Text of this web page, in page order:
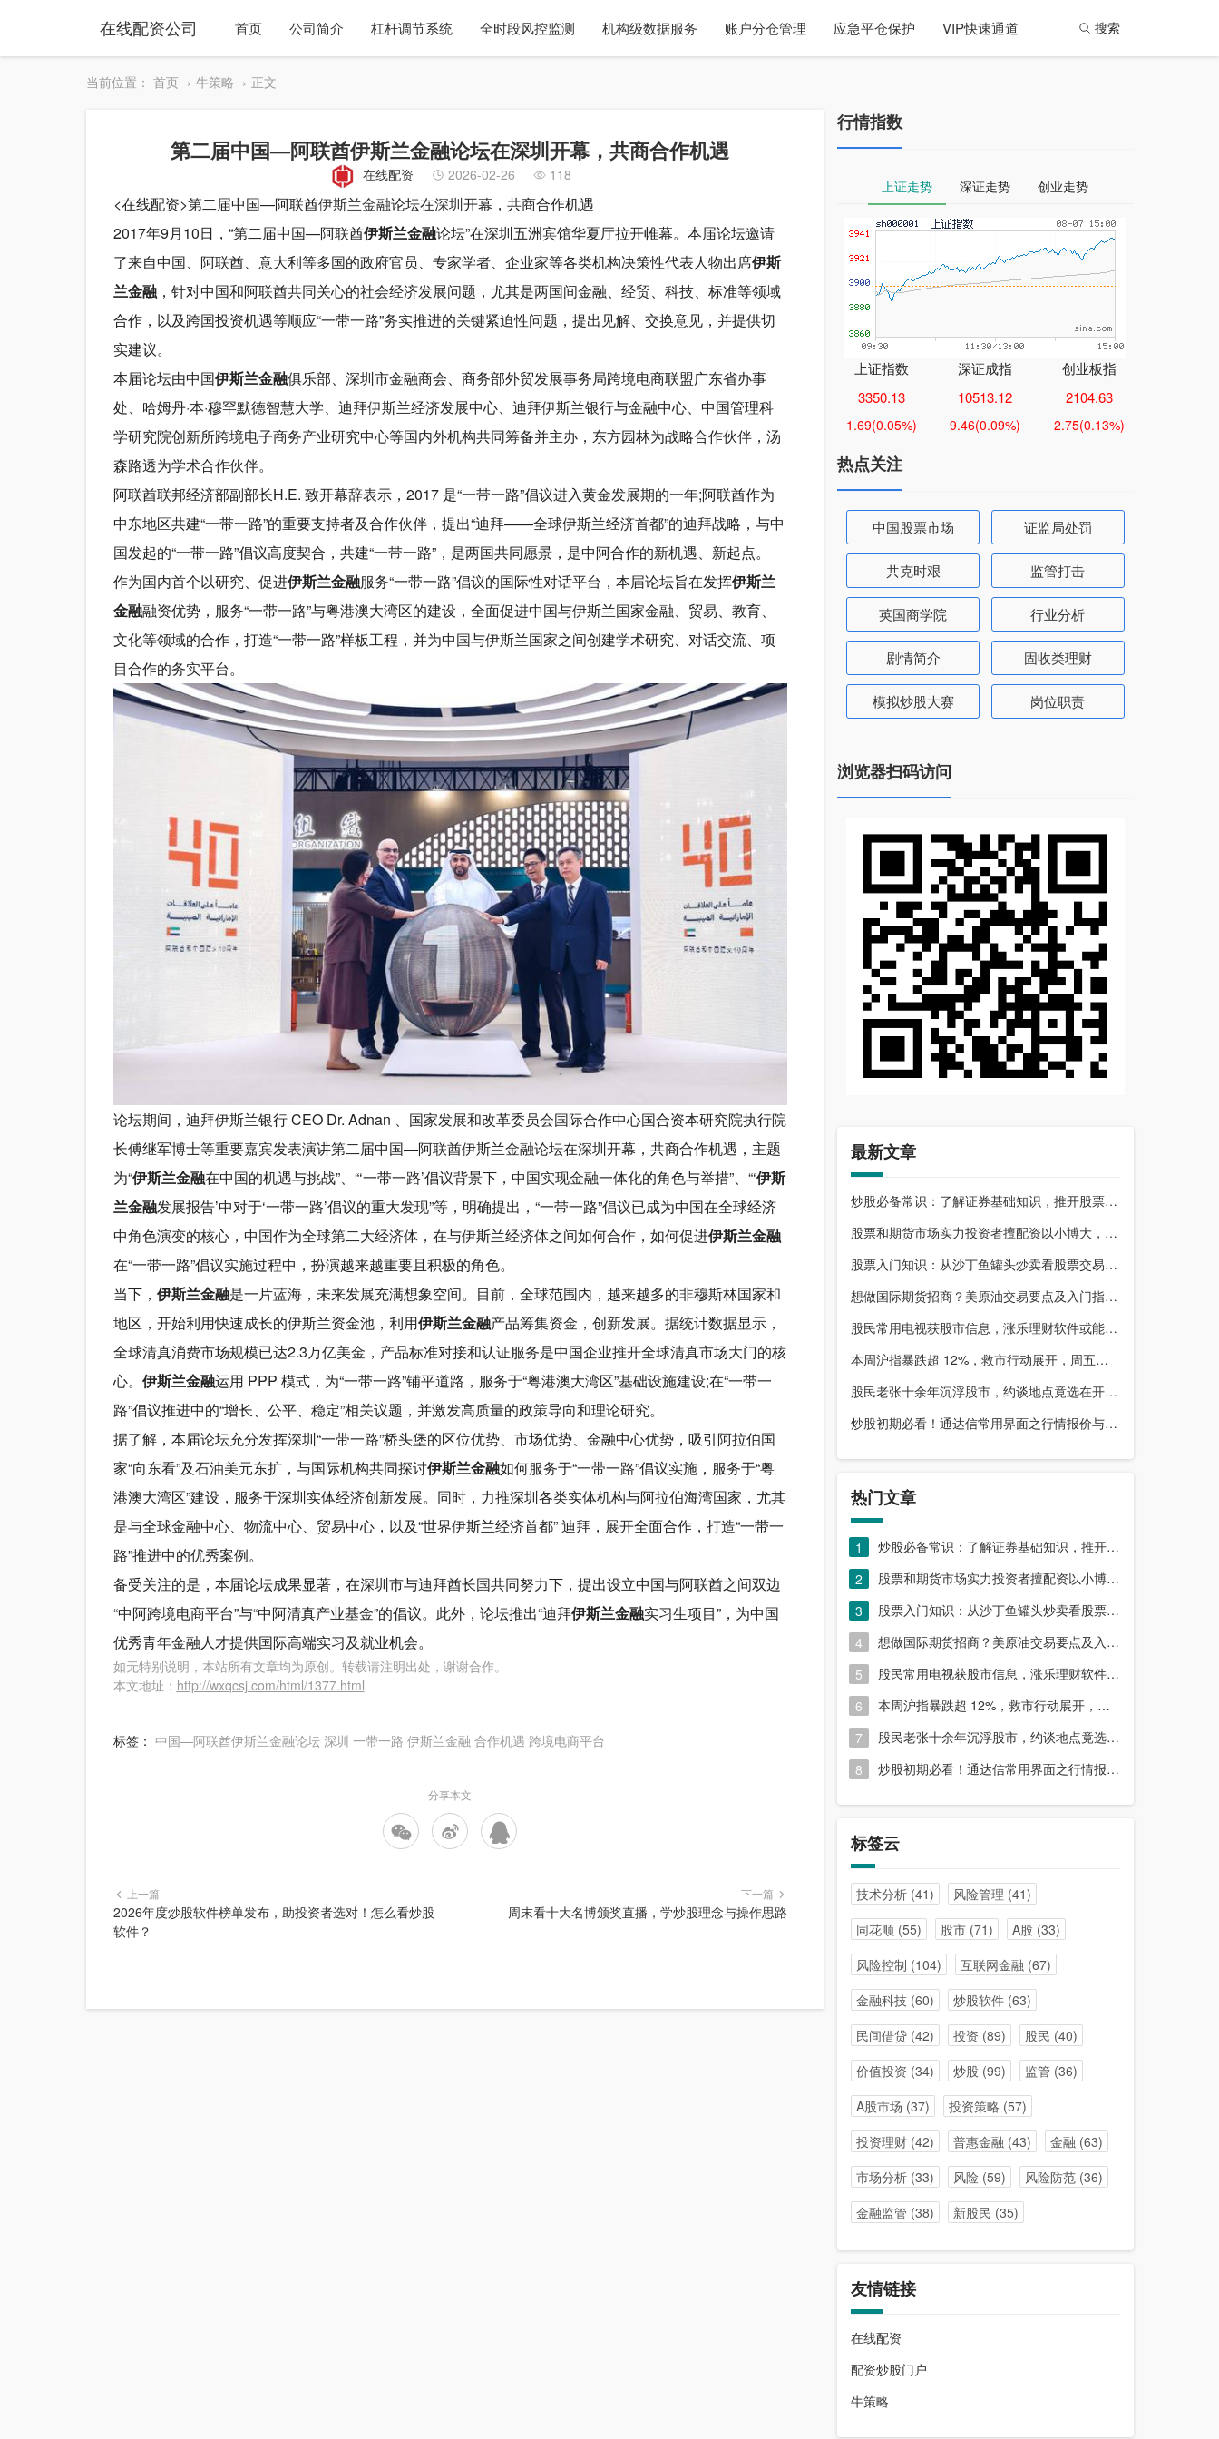
在线配资公司 首页 公司简介 杠杆调节系统 全时段风控监测 机构级数据服务 账户分仓管理 应急平仓保护 VIP快速通道 搜索
当前位置： 首页 牛策略 正文
第二届中国—阿联酋伊斯兰金融论坛在深圳开幕，共商合作机遇
在线配资 2026-02-26 118
<在线配资>第二届中国—阿联酋伊斯兰金融论坛在深圳开幕，共商合作机遇
2017年9月10日，“第二届中国—阿联酋伊斯兰金融论坛”在深圳五洲宾馆华夏厅拉开帷幕。本届论坛邀请
了来自中国、阿联酋、意大利等多国的政府官员、专家学者、企业家等各类机构决策性代表人物出席伊斯
兰金融，针对中国和阿联酋共同关心的社会经济发展问题，尤其是两国间金融、经贸、科技、标准等领域
合作，以及跨国投资机遇等顺应“一带一路”务实推进的关键紧迫性问题，提出见解、交换意见，并提供切
实建议。
本届论坛由中国伊斯兰金融俱乐部、深圳市金融商会、商务部外贸发展事务局跨境电商联盟广东省办事
处、哈姆丹·本·穆罕默德智慧大学、迪拜伊斯兰经济发展中心、迪拜伊斯兰银行与金融中心、中国管理科
学研究院创新所跨境电子商务产业研究中心等国内外机构共同筹备并主办，东方园林为战略合作伙伴，汤
森路透为学术合作伙伴。
阿联酋联邦经济部副部长H.E. 致开幕辞表示，2017 是“一带一路”倡议进入黄金发展期的一年;阿联酋作为
中东地区共建“一带一路”的重要支持者及合作伙伴，提出“迪拜——全球伊斯兰经济首都”的迪拜战略，与中
国发起的“一带一路”倡议高度契合，共建“一带一路”，是两国共同愿景，是中阿合作的新机遇、新起点。
作为国内首个以研究、促进伊斯兰金融服务“一带一路”倡议的国际性对话平台，本届论坛旨在发挥伊斯兰
金融融资优势，服务“一带一路”与粤港澳大湾区的建设，全面促进中国与伊斯兰国家金融、贸易、教育、
文化等领域的合作，打造“一带一路”样板工程，并为中国与伊斯兰国家之间创建学术研究、对话交流、项
目合作的务实平台。
论坛期间，迪拜伊斯兰银行 CEO Dr. Adnan 、国家发展和改革委员会国际合作中心国合资本研究院执行院
长傅继军博士等重要嘉宾发表演讲第二届中国—阿联酋伊斯兰金融论坛在深圳开幕，共商合作机遇，主题
为“伊斯兰金融在中国的机遇与挑战”、“‘一带一路’倡议背景下，中国实现金融一体化的角色与举措”、“‘伊斯
兰金融发展报告’中对于‘一带一路’倡议的重大发现”等，明确提出，“一带一路”倡议已成为中国在全球经济
中角色演变的核心，中国作为全球第二大经济体，在与伊斯兰经济体之间如何合作，如何促进伊斯兰金融
在“一带一路”倡议实施过程中，扮演越来越重要且积极的角色。
当下， 伊斯兰金融是一片蓝海，未来发展充满想象空间。目前，全球范围内，越来越多的非穆斯林国家和
地区，开始利用快速成长的伊斯兰资金池，利用伊斯兰金融产品筹集资金，创新发展。据统计数据显示，
全球清真消费市场规模已达2.3万亿美金，产品标准对接和认证服务是中国企业推开全球清真市场大门的核
心。 伊斯兰金融运用 PPP 模式，为“一带一路”铺平道路，服务于“粤港澳大湾区”基础设施建设;在“一带一
路”倡议推进中的“增长、公平、稳定”相关议题，并激发高质量的政策导向和理论研究。
据了解，本届论坛充分发挥深圳“一带一路”桥头堡的区位优势、市场优势、金融中心优势，吸引阿拉伯国
家“向东看”及石油美元东扩，与国际机构共同探讨伊斯兰金融如何服务于“一带一路”倡议实施，服务于“粤
港澳大湾区”建设，服务于深圳实体经济创新发展。同时，力推深圳各类实体机构与阿拉伯海湾国家，尤其
是与全球金融中心、物流中心、贸易中心，以及“世界伊斯兰经济首都” 迪拜，展开全面合作，打造“一带一
路”推进中的优秀案例。
备受关注的是，本届论坛成果显著，在深圳市与迪拜酋长国共同努力下，提出设立中国与阿联酋之间双边
“中阿跨境电商平台”与“中阿清真产业基金”的倡议。此外，论坛推出“迪拜伊斯兰金融实习生项目”，为中国
优秀青年金融人才提供国际高端实习及就业机会。
如无特别说明，本站所有文章均为原创。转载请注明出处，谢谢合作。
本文地址： http://wxqcsj.com/html/1377.html
标签： 中国—阿联酋伊斯兰金融论坛 深圳 一带一路 伊斯兰金融 合作机遇 跨境电商平台
分享本文
上一篇
2026年度炒股软件榜单发布，助投资者选对！怎么看炒股
软件？
下一篇
周末看十大名博颁奖直播，学炒股理念与操作思路
行情指数
上证走势 深证走势 创业走势
上证指数
3350.13
1.69(0.05%)
深证成指
10513.12
9.46(0.09%)
创业板指
2104.63
2.75(0.13%)
热点关注
中国股票市场 证监局处罚
共克时艰 监管打击
英国商学院 行业分析
剧情简介 固收类理财
模拟炒股大赛 岗位职责
浏览器扫码访问
最新文章
炒股必备常识：了解证券基础知识，推开股票市场大门
股票和期货市场实力投资者擅配资以小博大，顶配网优势尽显
股票入门知识：从沙丁鱼罐头炒卖看股票交易本质，你了解吗？
想做国际期货招商？美原油交易要点及入门指南请收好
股民常用电视获股市信息，涨乐理财软件或能满足更多需求？
本周沪指暴跌超 12%，救市行动展开，周五市场有何措施？
股民老张十余年沉浮股市，约谈地点竟选在开户超市门口？
炒股初期必看！通达信常用界面之行情报价与分时图介绍
热门文章
1
炒股必备常识：了解证券基础知识，推开股票市场大门
2
股票和期货市场实力投资者擅配资以小博大，顶配网优势尽显
3
股票入门知识：从沙丁鱼罐头炒卖看股票交易本质，你了解吗？
4
想做国际期货招商？美原油交易要点及入门指南请收好
5
股民常用电视获股市信息，涨乐理财软件或能满足更多需求？
6
本周沪指暴跌超 12%，救市行动展开，周五市场有何措施？
7
股民老张十余年沉浮股市，约谈地点竟选在开户超市门口？
8
炒股初期必看！通达信常用界面之行情报价与分时图介绍
标签云
技术分析 (41) 风险管理 (41)
同花顺 (55) 股市 (71) A股 (33)
风险控制 (104) 互联网金融 (67)
金融科技 (60) 炒股软件 (63)
民间借贷 (42) 投资 (89) 股民 (40)
价值投资 (34) 炒股 (99) 监管 (36)
A股市场 (37) 投资策略 (57)
投资理财 (42) 普惠金融 (43) 金融 (63)
市场分析 (33) 风险 (59) 风险防范 (36)
金融监管 (38) 新股民 (35)
友情链接
在线配资
配资炒股门户
牛策略